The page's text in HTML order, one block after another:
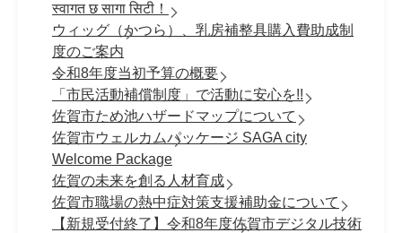
स्वागत छ सागा सिटी！
ウィッグ（かつら）、乳房補整具購入費助成制
度のご案内
令和8年度当初予算の概要
「市民活動補償制度」で活動に安心を!!
佐賀市ため池ハザードマップについて
佐賀市ウェルカムパッケージ SAGA city
Welcome Package
佐賀の未来を創る人材育成
佐賀市職場の熱中症対策支援補助金について
【新規受付終了】令和8年度佐賀市デジタル技術